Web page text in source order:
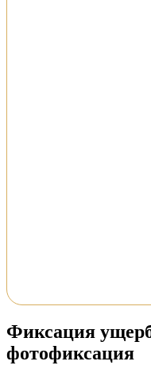
Фиксация
фотофиксация